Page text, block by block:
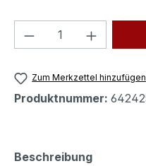
Produkt
Zum Merkzettel hinzufügen
Produktnummer:
Beschreibung